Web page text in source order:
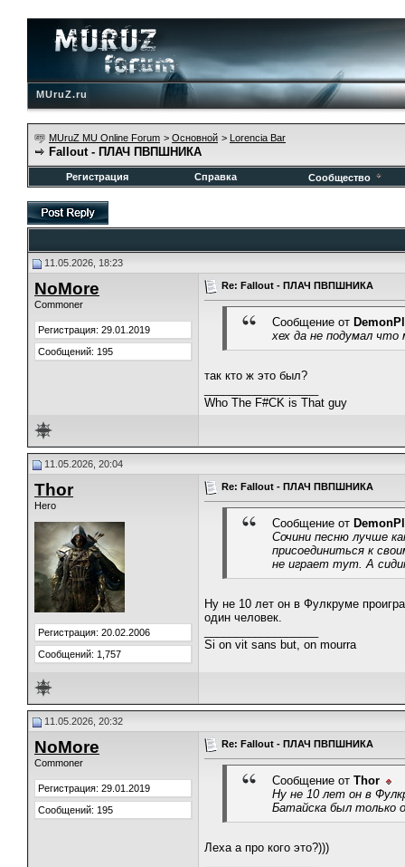
MUruZ.ru
MUruZ MU Online Forum > Основной > Lorencia Bar
Fallout - ПЛАЧ ПВПШНИКА
Регистрация Справка Сообщество
11.05.2026, 18:23
NoMore
Commoner
Регистрация: 29.01.2019
Сообщений: 195
Re: Fallout - ПЛАЧ ПВПШНИКА
Сообщение от
хех да не подумал
так кто ж это был?
Who The F#CK is That guy
11.05.2026, 20:04
Thor
Hero
Регистрация: 20.02.2006
Сообщений: 1,757
Re: Fallout - ПЛАЧ ПВПШНИКА
Сообщение от
Сочини песню лучше
присоединиться к
не играет тут. А
Ну не 10 лет он в Фулкруме
один человек.
Si on vit sans but, on mourra
11.05.2026, 20:32
NoMore
Commoner
Регистрация: 29.01.2019
Сообщений: 195
Re: Fallout - ПЛАЧ ПВПШНИКА
Сообщение от Thor
Ну не 10 лет он в
Батайска был только
Леха а про кого это?)))